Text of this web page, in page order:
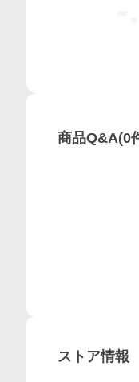
商品Q&A(0
ストア情報